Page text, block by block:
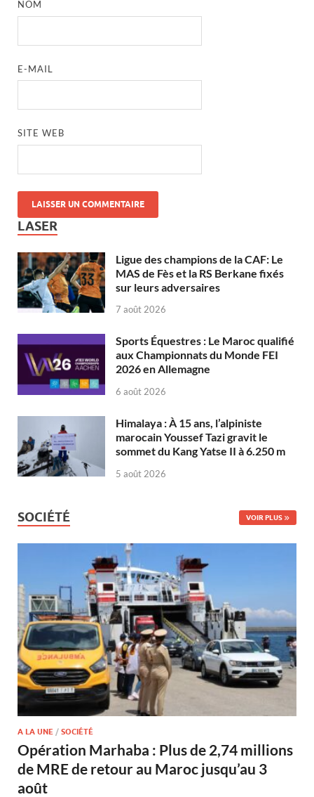
NOM
E-MAIL
SITE WEB
LASER
Ligue des champions de la CAF: Le
MAS de Fès et la RS Berkane fixés
sur leurs adversaires
7 août 2026
Sports Équestres : Le Maroc qualifié
aux Championnats du Monde FEI
2026 en Allemagne
6 août 2026
Himalaya : À 15 ans, l’alpiniste
marocain Youssef Tazi gravit le
sommet du Kang Yatse II à 6.250 m
5 août 2026
SOCIÉTÉ VOIR PLUS
A LA UNE / SOCIÉTÉ
Opération Marhaba : Plus de 2,74 millions
de MRE de retour au Maroc jusqu’au 3
août